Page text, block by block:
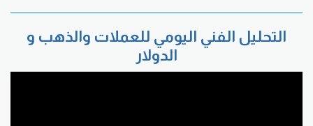
التحليل الفني اليومي للعملات والذهب و
الدولار